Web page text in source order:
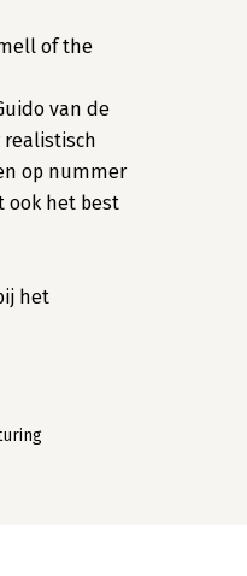
of the
van de
realistisch
op nummer
ook het best
het